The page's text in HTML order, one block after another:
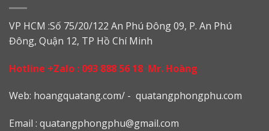
VP HCM :Số 75/20/122 An Phú Đông 09, P. An Phú
Đông, Quận 12, TP Hồ Chí Minh
Hotline +Zalo : 093 888 56 18 Mr. Hoàng
Web: hoangquatang.com/ - quatangphongphu.com
Email : quatangphongphu@gmail.com